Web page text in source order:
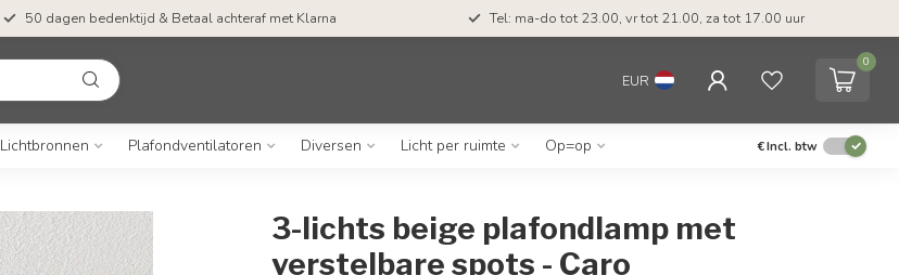
50 dagen bedenktijd & Betaal achteraf met Klarna Tel: ma-do tot 23.00, vr tot 21.00, za tot 17.00 uur
EUR
0
Lichtbronnen Plafondventilatoren Diversen Licht per ruimte Op=op €Incl. btw
3-lichts beige plafondlamp met
verstelbare spots - Caro